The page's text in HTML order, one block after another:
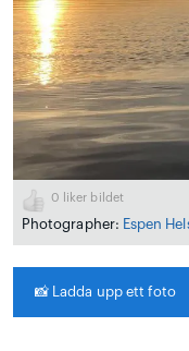
0 liker bildet
Photographer: Espen
📸 Ladda upp ett foto